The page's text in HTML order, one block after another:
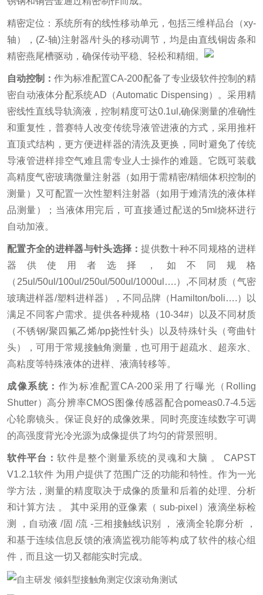
精密定位：系统所有的线性移动单元，包括三维样品台（xy-
轴），(Z-轴)注射器/针头的移动调节，均是由直线铜齿条和
精密燕尾槽驱动，确保传动平稳、轻松和精细。
自动控制：作为标准配置CA-200配备了专业级软件控制的精
密自动液体分配系统AD（Automatic Dispensing）。采用精
密线性直线导轨滴液，控制精度可达0.1ul,确保测量的准确性
和重复性，普赛特人改变传统导液管进液的方式，采用推杆
直顶式结构，更方便进样器的清洗及更换，同时避免了传统
导液管进样排空气难且需专业人士操作的难题。它既可装载
高精度气密玻璃微量注射器（如用于需精密/精细体积控制的
测量）又可配置一次性塑料注射器（如用于难清洗的液体样
品测量）；当液体用完后，可直接通过配送的5ml烧杯进行
自动加液。
配置齐全的进样器与针头选择：提供数十种不同规格的进样
器供使用者选择，如不同规格
（25ul/50ul/100ul/250ul/500ul/1000ul….）,不同材质（气密
玻璃进样器/塑料进样器），不同品牌（Hamilton/boli….）以
满足不同客户需求。提供各种规格（10-34#）以及不同材质
（不锈钢/聚四氟乙烯/pp挠性针头）以及特殊针头（弯曲针
头），可用于常规接触角测量，也可用于超疏水、超亲水、
高粘度等特殊液体的进样、液滴转移等。
成像系统： 作为标准配置CA-200采用了行曝光（Rolling
Shutter）高分辨率CMOS图像传感器配合pomeas0.7-4.5远
心轮廓镜头。保证良好的成像效果。同时亮度连续数字可调
的高强度背光冷光源为成像提供了均匀的背景照明。
软件平台：软件是整个测量系统的灵魂和大脑 。 CAPST
V1.2.1软件 为用户提供了范围广泛的功能和特性。作为一光
学方法，测量的精度取决于成像的质量和后着的处理、分析
和计算方法 。 其中采用的亚像素（ sub-pixel）液滴坐标检
测 ，自动液 /固 /流 -三相接触线识别 ， 液滴全轮廓分析 ，
和基于连续信息反馈的液滴监视功能等构成了软件的核心组
件，而且这一切又都能实时完成。